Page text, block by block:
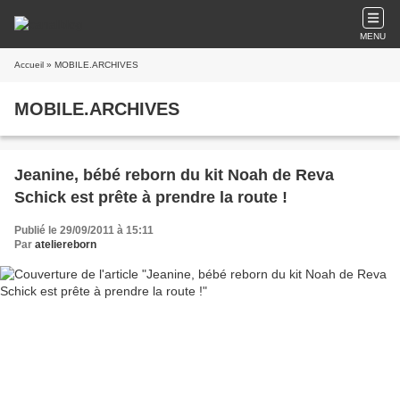
MENU
Accueil » MOBILE.ARCHIVES
MOBILE.ARCHIVES
Jeanine, bébé reborn du kit Noah de Reva
Schick est prête à prendre la route !
Publié le 29/09/2011 à 15:11
Par ateliereborn